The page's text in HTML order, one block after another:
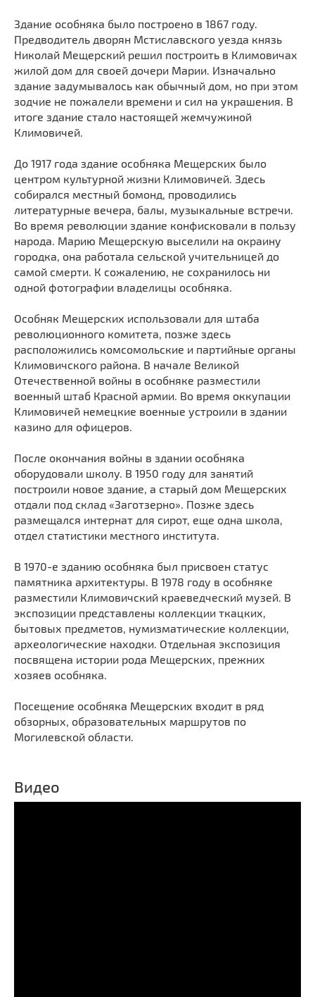
Монастыри
Костелы
Мечети
Часовни
Кирхи
Культурные центры
Театры
Галереи
Концертные залы
Выберите направление
Здание особняка было построено в 1867 году.
Предводитель дворян Мстиславского уезда князь
Николай Мещерский решил построить в Климовичах
жилой дом для своей дочери Марии. Изначально
здание задумывалось как обычный дом, но при этом
зодчие не пожалели времени и сил на украшения. В
итоге здание стало настоящей жемчужиной
Климовичей.
До 1917 года здание особняка Мещерских было
центром культурной жизни Климовичей. Здесь
собирался местный бомонд, проводились
литературные вечера, балы, музыкальные встречи.
Во время революции здание конфисковали в пользу
народа. Марию Мещерскую выселили на окраину
городка, она работала сельской учительницей до
самой смерти. К сожалению, не сохранилось ни
одной фотографии владелицы особняка.
Особняк Мещерских использовали для штаба
революционного комитета, позже здесь
расположились комсомольские и партийные органы
Климовичского района. В начале Великой
Отечественной войны в особняке разместили
военный штаб Красной армии. Во время оккупации
Климовичей немецкие военные устроили в здании
казино для офицеров.
После окончания войны в здании особняка
оборудовали школу. В 1950 году для занятий
построили новое здание, а старый дом Мещерских
отдали под склад «Заготзерно». Позже здесь
размещался интернат для сирот, еще одна школа,
отдел статистики местного института.
В 1970-е зданию особняка был присвоен статус
памятника архитектуры. В 1978 году в особняке
разместили Климовичский краеведческий музей. В
экспозиции представлены коллекции ткацких,
бытовых предметов, нумизматические коллекции,
археологические находки. Отдельная экспозиция
посвящена истории рода Мещерских, прежних
хозяев особняка.
Посещение особняка Мещерских входит в ряд
обзорных, образовательных маршрутов по
Могилевской области.
Видео